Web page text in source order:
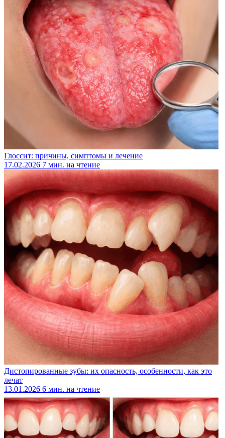
Глоссит: причины, симптомы и лечение
17.02.2026 7 мин. на чтение
Дистопированные зубы: их опасность, особенности, как это
лечат
13.01.2026 6 мин. на чтение